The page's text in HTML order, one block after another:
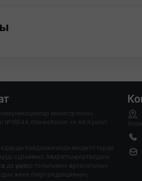
министрлігінің
№16544 «NewsRoom +» АА Куәлігі
пайдаланғанда міндетті түрде
сұраймыз. Ақпараттық порталдағы
да құқықтар толығымен қорғалатынын
жеке пікірі редакцияның